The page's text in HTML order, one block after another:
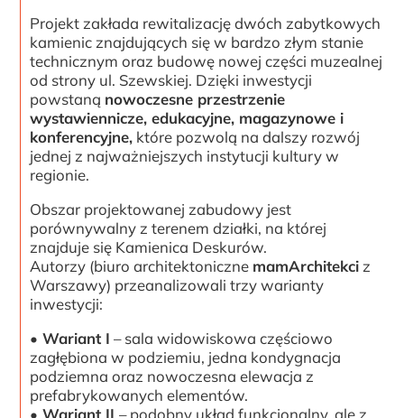
Projekt zakłada rewitalizację dwóch zabytkowych
kamienic znajdujących się w bardzo złym stanie
technicznym oraz budowę nowej części muzealnej
od strony ul. Szewskiej. Dzięki inwestycji
powstaną nowoczesne przestrzenie
wystawiennicze, edukacyjne, magazynowe i
konferencyjne, które pozwolą na dalszy rozwój
jednej z najważniejszych instytucji kultury w
regionie.
Obszar projektowanej zabudowy jest
porównywalny z terenem działki, na której
znajduje się Kamienica Deskurów.
Autorzy (biuro architektoniczne mamArchitekciz
Warszawy) przeanalizowali trzy warianty
inwestycji:
• Wariant I – sala widowiskowa częściowo
zagłębiona w podziemiu, jedna kondygnacja
podziemna oraz nowoczesna elewacja z
prefabrykowanych elementów.
• Wariant II– podobny układ funkcjonalny, ale z